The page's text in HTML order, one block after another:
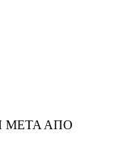
ΜΕΤΑ ΑΠΟ